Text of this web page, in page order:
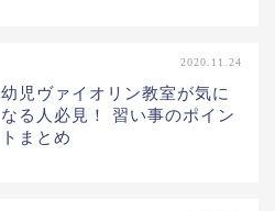
2020.11.24
幼児ヴァイオリン教室が気に
なる人必見！ 習い事のポイン
トまとめ